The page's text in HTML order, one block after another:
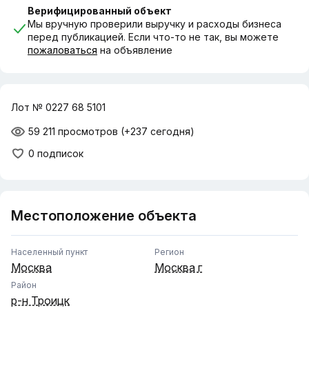
Верифицированный объект
Мы вручную проверили выручку и расходы бизнеса
перед публикацией. Если что-то не так, вы можете
пожаловаться на объявление
Лот № 0227 68 5101
59 211 просмотров (+237 сегодня)
0 подписок
Местоположение объекта
Населенный пункт
Москва
Регион
Москва г
Район
р-н Троицк